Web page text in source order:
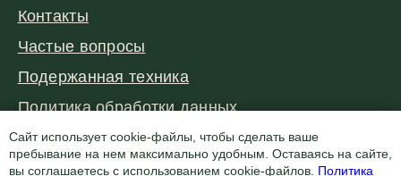
Сайт использует cookie-файлы, чтобы сделать ваше
пребывание на нем максимально удобным. Оставаясь на сайте,
вы соглашаетесь с использованием cookie-файлов. Политика